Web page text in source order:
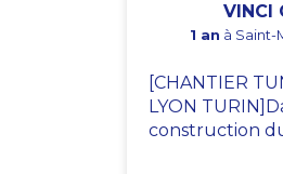
VINCI
1 an à Saint-
[CHANTIER
LYON
construction